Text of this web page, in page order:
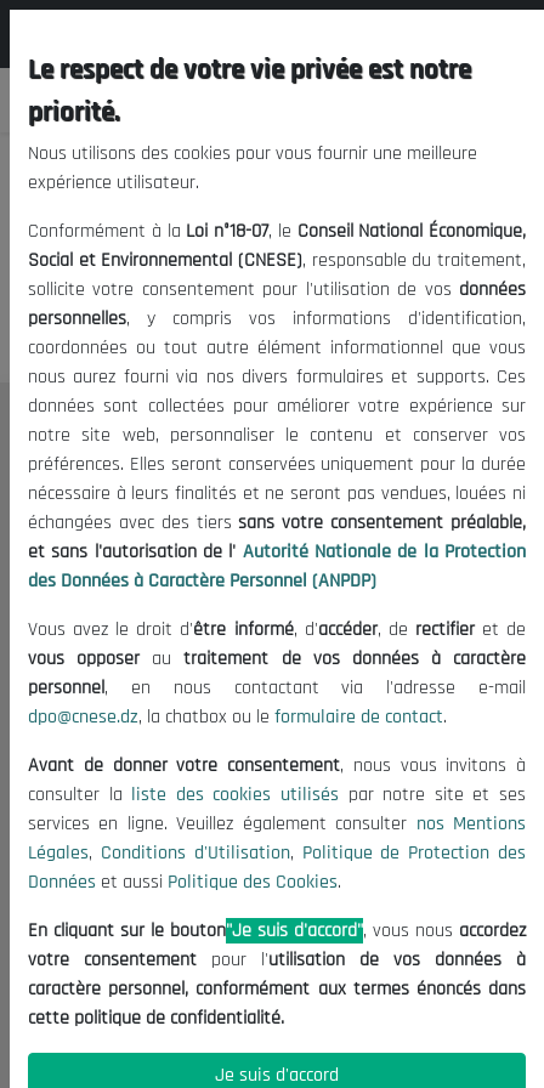
Nous vous prions de nous
excuser, mais l'accès à ce
contenu est restreint.
Le CNESE
A Propos
Le président
Organisation
Publications
Informations utiles
Appels d'offres et Consultations
Mentions Légales
Conditions d'Utilisation
Politique de Protection des Données
Politique des Cookies
Nous Contacter
(+213) 021 98 01 00|01|02
contact@cnese.dz
Suggestions ou Initiatives ?
Newsletter
dernières nouvelles.
Le respect de votre vie privée est notre
priorité.
Nous utilisons des cookies pour vous fournir une meilleure
expérience utilisateur.
Conformément à la Loi n°18-07, le Conseil National Économique,
Social et Environnemental (CNESE), responsable du traitement,
sollicite votre consentement pour l'utilisation de vos données
personnelles, y compris vos informations d'identification,
coordonnées ou tout autre élément informationnel que vous
nous aurez fourni via nos divers formulaires et supports. Ces
données sont collectées pour améliorer votre expérience sur
notre site web, personnaliser le contenu et conserver vos
préférences. Elles seront conservées uniquement pour la durée
nécessaire à leurs finalités et ne seront pas vendues, louées ni
échangées avec des tierssans votre consentement préalable,
et sans l'autorisation de l' Autorité Nationale de la Protection
des Données à Caractère Personnel (ANPDP)
Vous avez le droit d'être informé, d'accéder, de rectifieret de
vous opposerautraitement de vos données à caractère
personnel, en nous contactant via l'adresse e-mail
dpo@cnese.dz, la chatbox ou le formulaire de contact.
Avant de donner votre consentement, nous vous invitons à
consulter la liste des cookies utilisés par notre site et ses
services en ligne. Veuillez également consulter nos Mentions
Légales, Conditions d'Utilisation, Politique de Protection des
Données et aussi Politique des Cookies.
En cliquant sur le bouton"Je suis d'accord", vous nous accordez
votre consentement pour l'utilisation de vos données à
caractère personnel, conformément aux termes énoncés dans
cette politique de confidentialité.
Je suis d'accord